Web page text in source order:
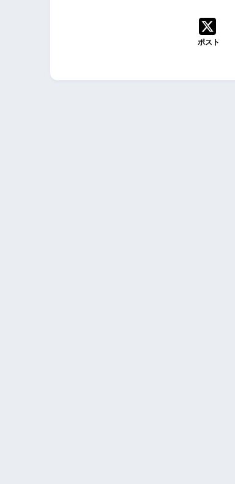
ポスト